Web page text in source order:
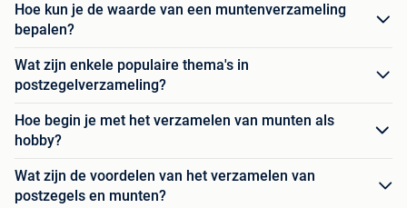
Hoe kun je de waarde van een muntenverzameling
bepalen?
Wat zijn enkele populaire thema's in
postzegelverzameling?
Hoe begin je met het verzamelen van munten als
hobby?
Wat zijn de voordelen van het verzamelen van
postzegels en munten?